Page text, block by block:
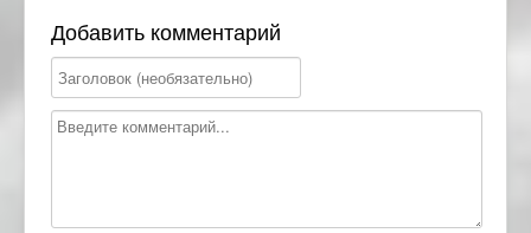
Добавить комментарий